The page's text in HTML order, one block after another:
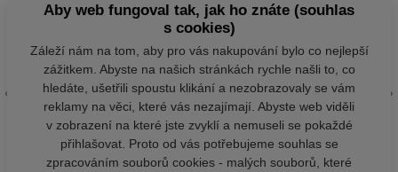
Aby web fungoval tak, jak ho znáte (souhlas
s cookies)
Záleží nám na tom, aby pro vás nakupování bylo co nejlepší
zážitkem. Abyste na našich stránkách rychle našli to, co
hledáte, ušetřili spoustu klikání a nezobrazovaly se vám
reklamy na věci, které vás nezajímají. Abyste web viděli
v zobrazení na které jste zvyklí a nemuseli se pokaždé
přihlašovat. Proto od vás potřebujeme souhlas se
zpracováním souborů cookies - malých souborů, které